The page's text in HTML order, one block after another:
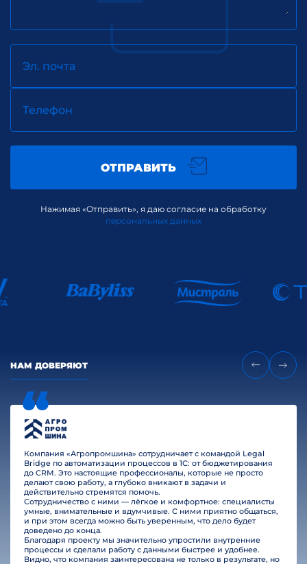
Эл. почта
Телефон
ОТПРАВИТЬ
Нажимая «Отправить», я даю согласие на обработку
персональных данных
НАМ ДОВЕРЯЮТ
Компания «Агропромшина» сотрудничает с командой Legal
Bridge по автоматизации процессов в 1С: от бюджетирования
до CRM. Это настоящие профессионалы, которые не просто
делают свою работу, а глубоко вникают в задачи и
действительно стремятся помочь.
Сотрудничество с ними — лёгкое и комфортное: специалисты
умные, внимательные и вдумчивые. С ними приятно общаться,
и при этом всегда можно быть уверенным, что дело будет
доведено до конца.
Благодаря проекту мы значительно упростили внутренние
процессы и сделали работу с данными быстрее и удобнее.
Видно, что компания заинтересована не только в результате, но